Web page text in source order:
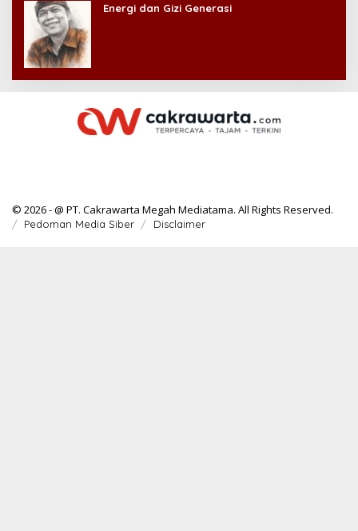
Energi dan Gizi Generasi
© 2026 - @ PT. Cakrawarta Megah Mediatama. All Rights Reserved.
Pedoman Media Siber Disclaimer